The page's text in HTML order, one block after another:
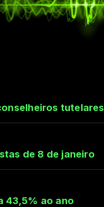
tutelares
de 8 de janeiro
43,5% ao ano